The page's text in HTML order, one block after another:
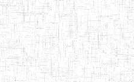
28/12/2007 ENIEG Privé